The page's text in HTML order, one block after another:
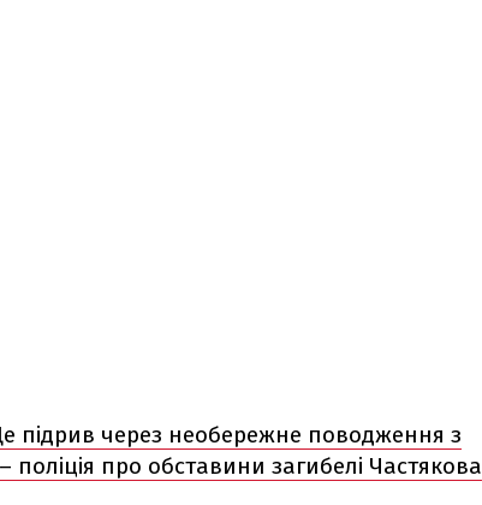
підрив через необережне поводження з
поліція про обставини загибелі Частякова